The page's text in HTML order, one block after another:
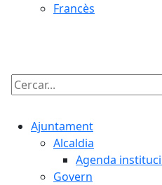
Francès
Cercar:
Ajuntament
Alcaldia
Agenda
Govern